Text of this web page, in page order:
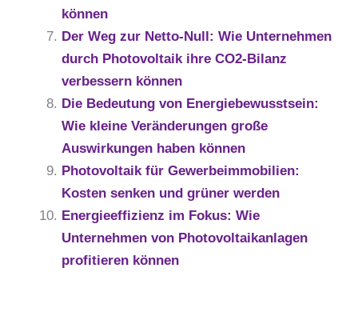
können
Der Weg zur Netto-Null: Wie Unternehmen
durch Photovoltaik ihre CO2-Bilanz
verbessern können
Die Bedeutung von Energiebewusstsein:
Wie kleine Veränderungen große
Auswirkungen haben können
Photovoltaik für Gewerbeimmobilien:
Kosten senken und grüner werden
Energieeffizienz im Fokus: Wie
Unternehmen von Photovoltaikanlagen
profitieren können